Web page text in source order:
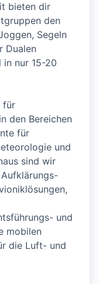
bieten dir
den
Segeln
Dualen
in nur 15-20
für
den Bereichen
für
und
sind wir
und
mobilen
die Luft- und